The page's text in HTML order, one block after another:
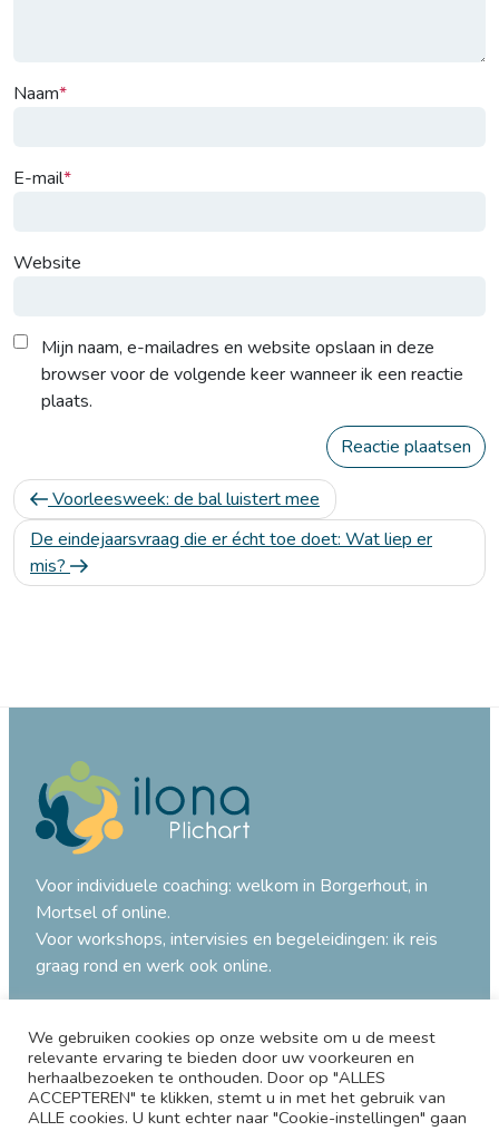
Naam
E-mail
Website
Mijn naam, e-mailadres en website opslaan in deze
browser voor de volgende keer wanneer ik een reactie
plaats.
Berichtnavigatie
Vorig
bericht
Voorleesweek: de bal luistert mee
Volgend
bericht
De eindejaarsvraag die er écht toe doet: Wat liep er
mis?
Voor individuele coaching: welkom in Borgerhout, in
Mortsel of online.
Voor workshops, intervisies en begeleidingen: ik reis
graag rond en werk ook online.
@ ilona@ilonaplichart.be
Privacybeleid
Cookies
We gebruiken cookies op onze website om u de meest
relevante ervaring te bieden door uw voorkeuren en
herhaalbezoeken te onthouden. Door op "ALLES
ACCEPTEREN" te klikken, stemt u in met het gebruik van
ALLE cookies. U kunt echter naar "Cookie-instellingen" gaan